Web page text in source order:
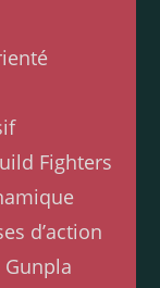
Fighters
d’action